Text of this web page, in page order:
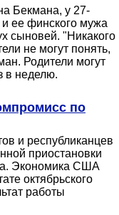
Бекмана, у 27-
ее финского мужа
сыновей. "Никакого
не могут понять,
Родители могут
в неделю.
по
и республиканцев
приостановки
Экономика США
октябрьского
работы